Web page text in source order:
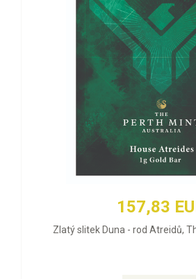
157,83
Zlatý slitek Duna - rod Atreidů,